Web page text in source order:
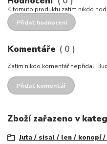
K tomuto produktu zatím nikdo
Přidat hodnocení
Komentáře 0
Zatím nikdo komentář nepřidal.
Přidat komentář
Zboží zařazeno v
Juta / sisal / len / konopí